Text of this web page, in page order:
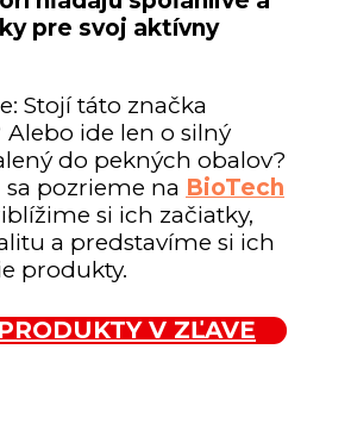
pre svoj aktívny
Stojí táto značka
Alebo ide len o silný
do pekných obalov?
pozrieme na BioTech
si ich začiatky,
a predstavíme si ich
produkty.
V ZĽAVE